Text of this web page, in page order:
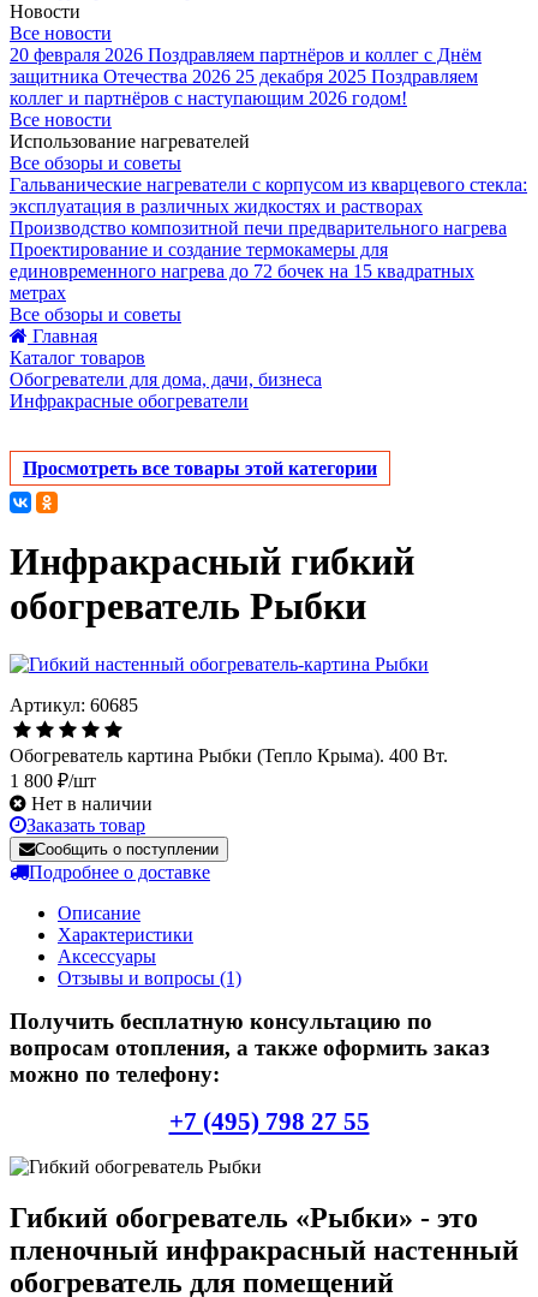
Новости
Все новости
20 февраля 2026 Поздравляем партнёров и коллег с Днём
защитника Отечества 2026 25 декабря 2025 Поздравляем
коллег и партнёров с наступающим 2026 годом!
Все новости
Использование нагревателей
Все обзоры и советы
Гальванические нагреватели с корпусом из кварцевого стекла:
эксплуатация в различных жидкостях и растворах
Производство композитной печи предварительного нагрева
Проектирование и создание термокамеры для
единовременного нагрева до 72 бочек на 15 квадратных
метрах
Все обзоры и советы
Главная
Каталог товаров
Обогреватели для дома, дачи, бизнеса
Инфракрасные обогреватели
Просмотреть все товары этой категории
Инфракрасный гибкий
обогреватель Рыбки
Артикул: 60685
Обогреватель картина Рыбки (Тепло Крыма). 400 Вт.
1 800 ₽/шт
Нет в наличии
Заказать товар
Сообщить о поступлении
Подробнее о доставке
Описание
Характеристики
Аксессуары
Отзывы и вопросы (1)
Получить бесплатную консультацию по
вопросам отопления, а также оформить заказ
можно по телефону:
+7 (495) 798 27 55
Гибкий обогреватель «Рыбки» - это
пленочный инфракрасный настенный
обогреватель для помещений